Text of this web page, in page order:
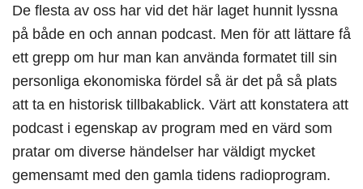
De flesta av oss har vid det här laget hunnit lyssna
på både en och annan podcast. Men för att lättare få
ett grepp om hur man kan använda formatet till sin
personliga ekonomiska fördel så är det på så plats
att ta en historisk tillbakablick. Värt att konstatera att
podcast i egenskap av program med en värd som
pratar om diverse händelser har väldigt mycket
gemensamt med den gamla tidens radioprogram.